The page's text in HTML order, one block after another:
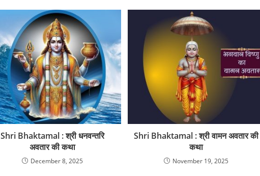
Shri Bhaktamal : श्री धनवन्तरि
अवतार की कथा
December 8, 2025
Shri Bhaktamal : श्री वामन अवतार की
कथा
November 19, 2025